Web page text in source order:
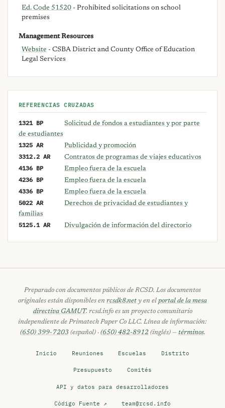
Ed. Code 51520 - Prohibited solicitations on school
premises
Management Resources
Website - CSBA District and County Office of Education
Legal Services
REFERENCIAS CRUZADAS
1321 BP
Solicitud de fondos a estudiantes y por parte
de estudiantes
1325 AR Publicidad y promoción
3312.2 AR Contratos de programas de viajes educativos
4136 BP Empleo fuera de la escuela
4236 BP Empleo fuera de la escuela
4336 BP Empleo fuera de la escuela
5022 AR
Derechos de privacidad de estudiantes y
familias
5125.1 AR Divulgación de información del directorio
Preparado con documentos públicos de RCSD. Los documentos
originales están disponibles en rcsdk8.net y en el portal de la mesa
directiva GAMUT. rcsd.info es un proyecto comunitario
independiente de Primatech Paper Co LLC. Línea de información:
(650) 399-7203 (español) · (650) 482-8912(inglés) — términos.
Inicio Reuniones Escuelas Distrito
Presupuesto Comités
API y datos para desarrolladores
Código Fuente ↗ team@rcsd.info